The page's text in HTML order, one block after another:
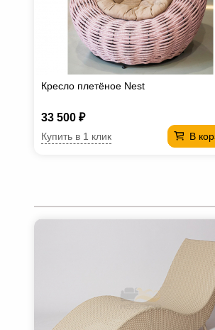
Кресло плетёное Nest
33 500 ₽
В
Купить в 1 клик